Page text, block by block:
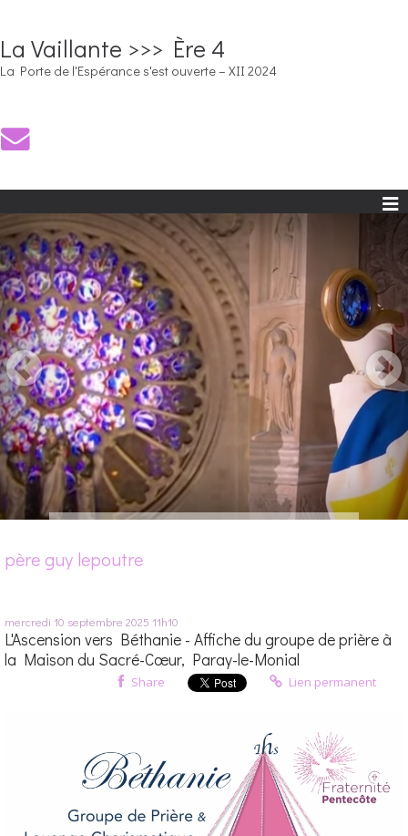
La Vaillante >>> Ère 4
La Porte de l'Espérance s'est ouverte – XII 2024
père guy lepoutre
mercredi 10 septembre 2025 11h10
L'Ascension vers Béthanie - Affiche du groupe de prière à
la Maison du Sacré-Cœur, Paray-le-Monial
Share Lien permanent